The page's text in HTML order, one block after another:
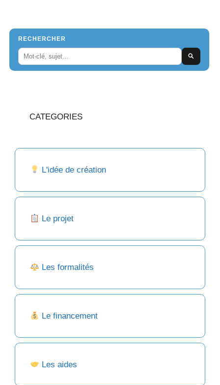
RECHERCHER
CATEGORIES
L'idée de création
Le projet
Les formalités
Le financement
Les aides